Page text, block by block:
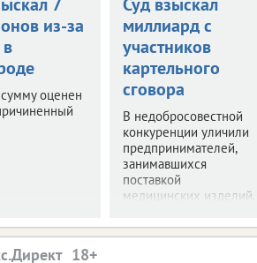
из-за
оценен
миллиард с
участников
картельного
сговора
В недобросовестной
конкуренции уличили
предпринимателей,
занимавшихся
поставкой
медицинских изделий.